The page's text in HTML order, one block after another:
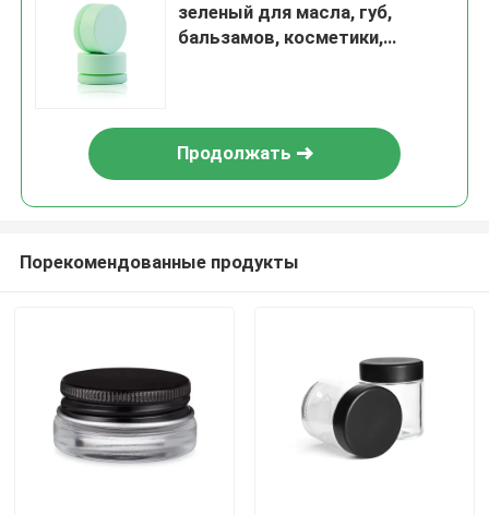
зеленый для масла, губ,
бальзамов, косметики,
Продолжать
Порекомендованные продукты